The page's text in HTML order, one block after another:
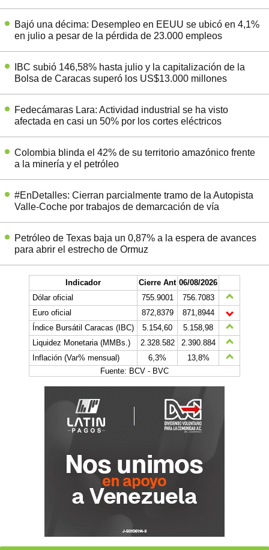
Bajó una décima: Desempleo en EEUU se ubicó en 4,1%
en julio a pesar de la pérdida de 23.000 empleos
IBC subió 146,58% hasta julio y la capitalización de la
Bolsa de Caracas superó los US$13.000 millones
Fedecámaras Lara: Actividad industrial se ha visto
afectada en casi un 50% por los cortes eléctricos
Colombia blinda el 42% de su territorio amazónico frente
a la minería y el petróleo
#EnDetalles: Cierran parcialmente tramo de la Autopista
Valle-Coche por trabajos de demarcación de vía
Petróleo de Texas baja un 0,87% a la espera de avances
para abrir el estrecho de Ormuz
Indicador Cierre Ant 06/08/2026
Dólar oficial
755.9001
756.7083
Euro oficial
872,8379
871,8944
Índice Bursátil Caracas (IBC)
5.154,60
5.158,98
Liquidez Monetaria (MMBs.)
2.328.582
2.390.884
Inflación (Var% mensual)
6,3%
13,8%
Fuente: BCV - BVC